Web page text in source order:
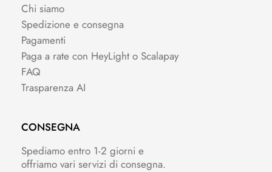
Chi siamo
Spedizione e consegna
Pagamenti
Paga a rate con HeyLight o Scalapay
FAQ
Trasparenza AI
CONSEGNA
Spediamo entro 1-2 giorni e
offriamo vari servizi di consegna.